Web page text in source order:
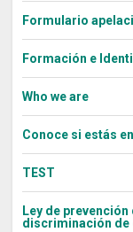
Formulario
Formación e
Who we are
Conoce si estás
TEST
Ley de
discriminación de